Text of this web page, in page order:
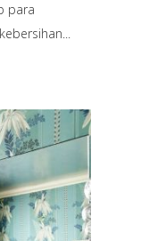
para